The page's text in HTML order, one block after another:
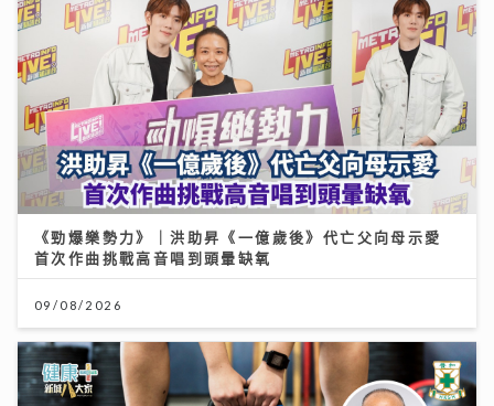
《勁爆樂勢力》｜洪助昇《一億歲後》代亡父向母示愛
首次作曲挑戰高音唱到頭暈缺氧
09/08/2026